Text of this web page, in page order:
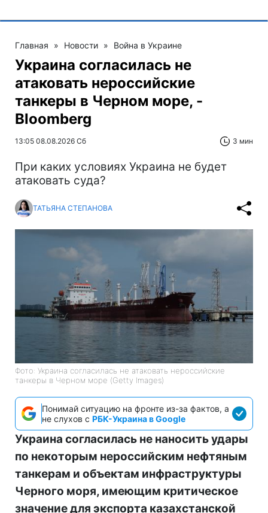
Главная » Новости » Война в Украине
Украина согласилась не
атаковать нероссийские
танкеры в Черном море, -
Bloomberg
13:05 08.08.2026 Сб 3 мин
При каких условиях Украина не будет
атаковать суда?
ТАТЬЯНА СТЕПАНОВА
Фото: Украина согласилась не атаковать нероссийские
танкеры в Черном море (Getty Images)
Понимай ситуацию на фронте из-за фактов, а
не слухов с РБК-Украина в Google
Украина согласилась не наносить удары
по некоторым нероссийским нефтяным
танкерам и объектам инфраструктуры
Черного моря, имеющим критическое
значение для экспорта казахстанской